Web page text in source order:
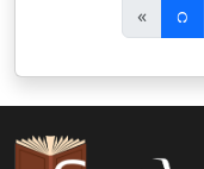
«पि
छ
ला
೧